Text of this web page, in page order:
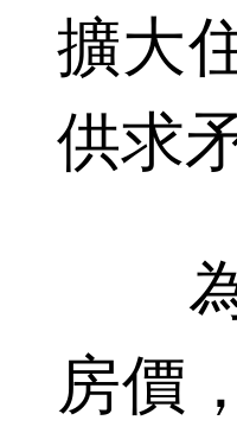
擴大
供求
為
房價